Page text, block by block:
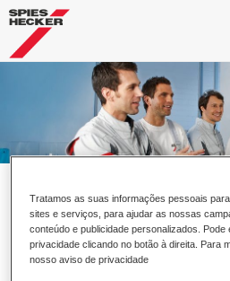
1 Day
Tratamos as suas informações pessoais
sites e serviços, para ajudar as nossas
conteúdo e publicidade personalizados.
privacidade clicando no botão à direita. Para
nosso aviso de privacidade